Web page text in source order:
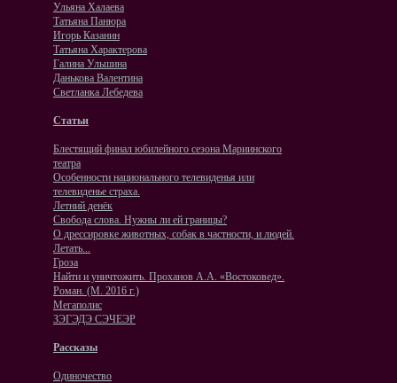
Ульяна Халаева
Татьяна Панюра
Игорь Казанин
Татьяна Характерова
Галина Ульшина
Данькова Валентина
Светланка Лебедева
Статьи
Блестящий финал юбилейного сезона Мариинского
театра
Особенности национального телевиденья или
телевиденье страха.
Летний денёк
Свобода слова. Нужны ли ей границы?
О дрессировке животных, собак в частности, и людей.
Летать...
Гроза
Найти и уничтожить. Проханов А.А. «Востоковед».
Роман. (М. 2016 г.)
Мегаполис
ЗЭГЭДЭ СЭЧЕЭР
Рассказы
Одиночество